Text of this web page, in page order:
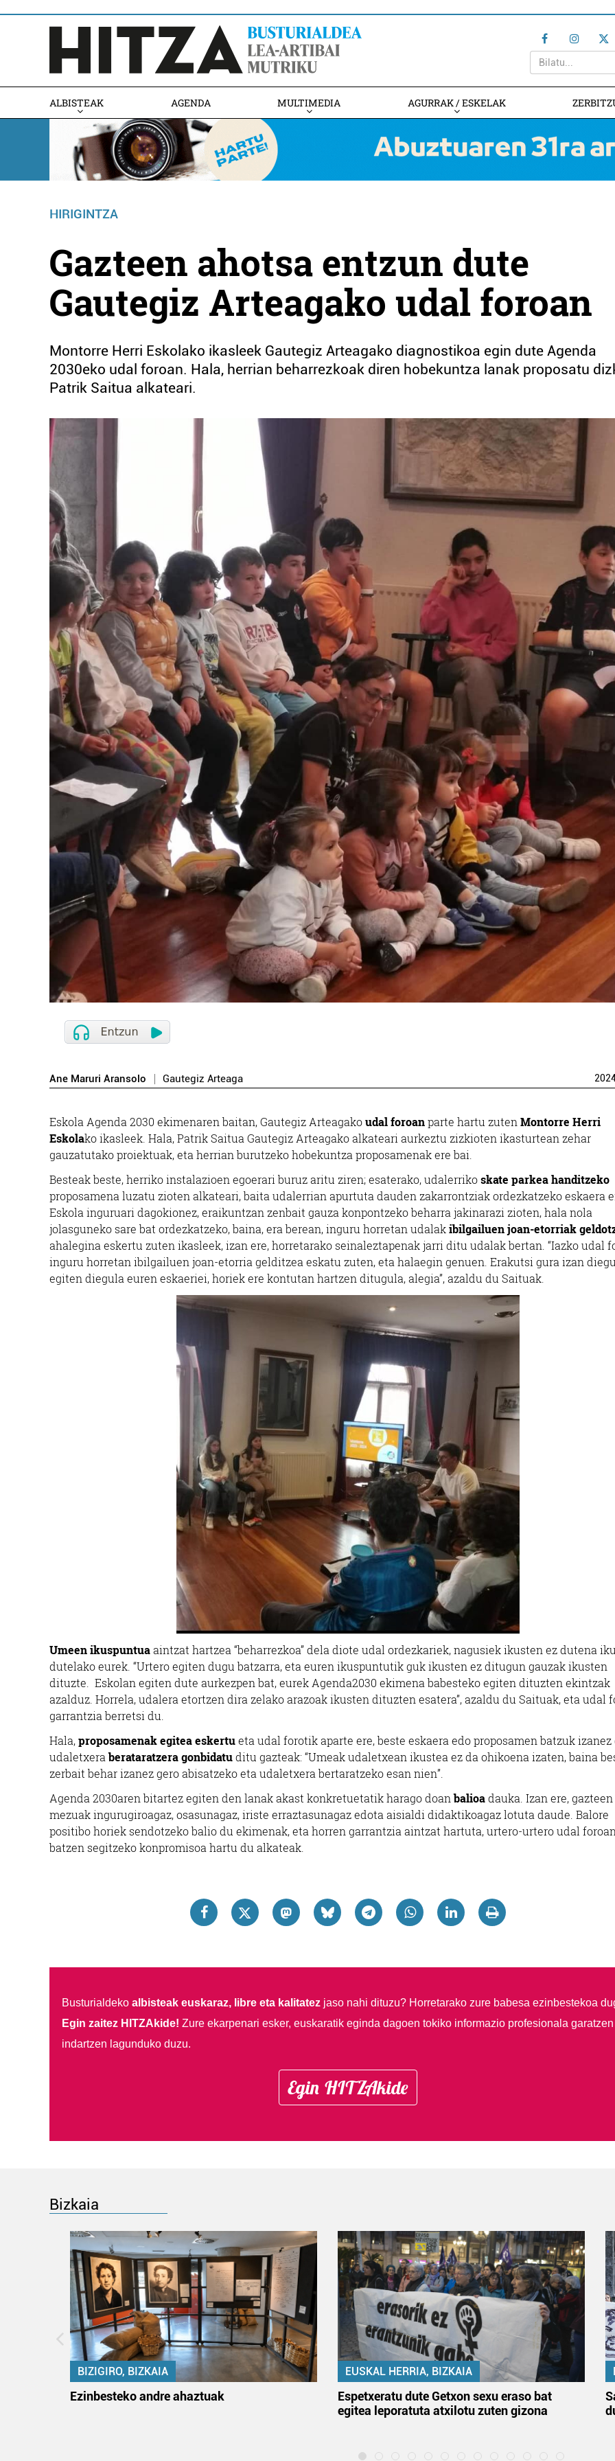
ALBISTEAK AGENDA MULTIMEDIA AGURRAK / ESKELAK
HIRIGINTZA
Gazteen ahotsa entzun dute
Gautegiz Arteagako udal foroan
Montorre Herri Eskolako ikasleek Gautegiz Arteagako diagnostikoa egin dute Agenda
2030eko udal foroan. Hala, herrian beharrezkoak diren hobekuntza lanak proposatu
Patrik Saitua alkateari.
Ane Maruri Aransolo Gautegiz Arteaga
Eskola Agenda 2030 ekimenaren baitan, Gautegiz Arteagakoudal foroanparte hartu zutenMontorre Herri
Eskolako ikasleek. Hala, Patrik Saitua Gautegiz Arteagako alkateari aurkeztu zizkioten ikasturtean zehar
gauzatutako proiektuak, eta herrian burutzeko hobekuntza proposamenak ere bai.
Besteak beste, herriko instalazioen egoerari buruz aritu ziren; esaterako, udalerrikoskate parkea handitzeko
proposamena luzatu zioten alkateari, baita udalerrian apurtuta dauden zakarrontziak ordezkatzeko eskaera
Eskola inguruari dagokionez, eraikuntzan zenbait gauza konpontzeko beharra jakinarazi zioten, hala nola
jolasguneko sare bat ordezkatzeko, baina, era berean, inguru horretan udalakibilgailuen joan-etorriak
ahalegina eskertu zuten ikasleek, izan ere, horretarako seinaleztapenak jarri ditu udalak bertan. “Iazko udal
inguru horretan ibilgailuen joan-etorria gelditzea eskatu zuten, eta halaegin genuen. Erakutsi gura izan
egiten diegula euren eskaeriei, horiek ere kontutan hartzen ditugula, alegia”, azaldu du Saituak.
Umeen ikuspuntuaaintzat hartzea “beharrezkoa” dela diote udal ordezkariek, nagusiek ikusten ez dutena
dutelako eurek. “Urtero egiten dugu batzarra, eta euren ikuspuntutik guk ikusten ez ditugun gauzak ikusten
dituzte. Eskolan egiten dute aurkezpen bat, eurek Agenda2030 ekimena babesteko egiten dituzten ekintzak
azalduz. Horrela, udalera etortzen dira zelako arazoak ikusten dituzten esatera”, azaldu du Saituak, eta udal
garrantzia berretsi du.
Hala,proposamenak egitea eskertueta udal forotik aparte ere, beste eskaera edo proposamen batzuk izanez
udaletxeraberataratzera gonbidatuditu gazteak: “Umeak udaletxean ikustea ez da ohikoena izaten, baina
zerbait behar izanez gero abisatzeko eta udaletxera bertaratzeko esan nien”.
Agenda 2030aren bitartez egiten den lanak akast konkretuetatik harago doanbalioadauka. Izan ere, gazteen
mezuak ingurugiroagaz, osasunagaz, iriste erraztasunagaz edota aisialdi didaktikoagaz lotuta daude. Balore
positibo horiek sendotzeko balio du ekimenak, eta horren garrantzia aintzat hartuta, urtero-urtero udal
batzen segitzeko konpromisoa hartu du alkateak.
Busturialdeko albisteak euskaraz, libre eta kalitatezjaso nahi dituzu? Horretarako zure babesa ezinbestekoa
Egin zaitez HITZAkide! Zure ekarpenari esker, euskaratik eginda dagoen tokiko informazio profesionala garatzen
indartzen lagunduko duzu.
Egin HITZAkide
Bizkaia
BIZIGIRO, BIZKAIA
Ezinbesteko andre ahaztuak
EUSKAL HERRIA, BIZKAIA
Espetxeratu dute Getxon sexu eraso bat
egitea leporatuta atxilotu zuten gizona